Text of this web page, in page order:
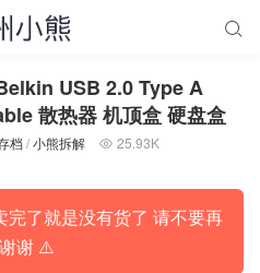

USB 2.0 Type A
散热器 机顶盒 硬盘盒
档/小熊拆解  25.93K
了就是没有货了 请不要再
谢 ⚠️